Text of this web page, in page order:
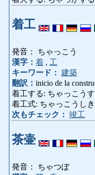
着工
発音： ちゃっこう
漢字： 着 , 工
キーワード： 建築
翻訳： inicio de la
着工する: ちゃっこうす
着工式: ちゃっこうしき:
次もチェック： 竣工
茶壷
発音： ちゃつぼ